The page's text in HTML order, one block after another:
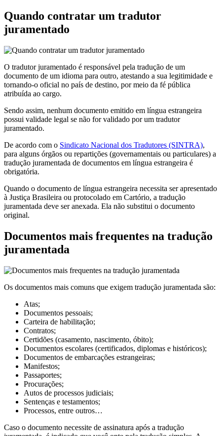
Quando contratar um tradutor
juramentado
O tradutor juramentado é responsável pela tradução de um
documento de um idioma para outro, atestando a sua legitimidade e
tornando-o oficial no país de destino, por meio da fé pública
atribuída ao cargo.
Sendo assim, nenhum documento emitido em língua estrangeira
possui validade legal se não for validado por um tradutor
juramentado.
De acordo com o Sindicato Nacional dos Tradutores (SINTRA),
para alguns órgãos ou repartições (governamentais ou particulares) a
tradução juramentada de documentos em língua estrangeira é
obrigatória.
Quando o documento de língua estrangeira necessita ser apresentado
à Justiça Brasileira ou protocolado em Cartório, a tradução
juramentada deve ser anexada. Ela não substitui o documento
original.
Documentos mais frequentes na tradução
juramentada
Os documentos mais comuns que exigem tradução juramentada são:
Atas;
Documentos pessoais;
Carteira de habilitação;
Contratos;
Certidões (casamento, nascimento, óbito);
Documentos escolares (certificados, diplomas e históricos);
Documentos de embarcações estrangeiras;
Manifestos;
Passaportes;
Procurações;
Autos de processos judiciais;
Sentenças e testamentos;
Processos, entre outros…
Caso o documento necessite de assinatura após a tradução